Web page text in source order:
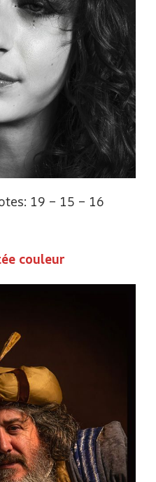
19 – 15 – 16
couleur